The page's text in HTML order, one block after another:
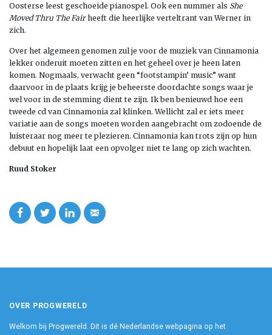
Oosterse leest geschoeide pianospel. Ook een nummer als She
Moved Thru The Fairheeft die heerlijke verteltrant van Werner in
zich.
Over het algemeen genomen zul je voor de muziek van Cinnamonia
lekker onderuit moeten zitten en het geheel over je heen laten
komen. Nogmaals, verwacht geen “footstampin’ music” want
daarvoor in de plaats krijg je beheerste doordachte songs waar je
wel voor in de stemming dient te zijn. Ik ben benieuwd hoe een
tweede cd van Cinnamonia zal klinken. Wellicht zal er iets meer
variatie aan de songs moeten worden aangebracht om zodoende de
luisteraar nog meer te plezieren. Cinnamonia kan trots zijn op hun
debuut en hopelijk laat een opvolger niet te lang op zich wachten.
Ruud Stoker
OVER PROGWERELD
Welkom bij Progwereld. Dit is dé Nederlandse webpagina op het